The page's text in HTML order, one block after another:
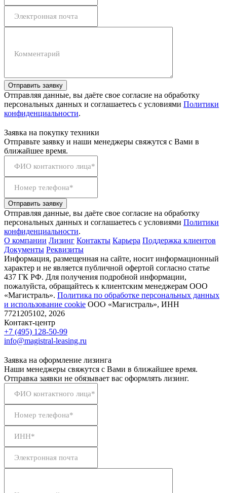
Электронная почта
Комментарий
Отправить заявку
Отправляя данные, вы даёте свое согласие на обработку
персональных данных и соглашаетесь с условиями Политики
конфиденциальности.
Заявка на покупку техники
Отправьте заявку и наши менеджеры свяжутся с Вами в
ближайшее время.
ФИО контактного лица*
Номер телефона*
Отправить заявку
Отправляя данные, вы даёте свое согласие на обработку
персональных данных и соглашаетесь с условиями Политики
конфиденциальности.
О компании Лизинг Контакты Карьера Поддержка клиентов
Документы Реквизиты
Информация, размещенная на сайте, носит информационный
характер и не является публичной офертой согласно статье
437 ГК РФ. Для получения подробной информации,
пожалуйста, обращайтесь к клиентским менеджерам ООО
«Магистраль». Политика по обработке персональных данных
и использование сookie ООО «Магистраль», ИНН
7721205102, 2026
Контакт-центр
+7 (495) 128-50-99
info@magistral-leasing.ru
Заявка на оформление лизинга
Наши менеджеры свяжутся с Вами в ближайшее время.
Отправка заявки не обязывает вас оформлять лизинг.
ФИО контактного лица*
Номер телефона*
ИНН*
Электронная почта